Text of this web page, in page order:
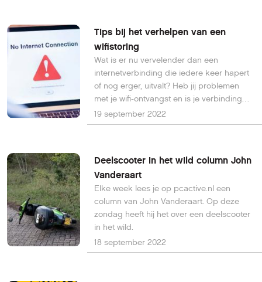
Tips bij het verhelpen van een
wifistoring
Wat is er nu vervelender dan een
internetverbinding die iedere keer hapert
of nog erger, uitvalt? Heb jij problemen
met je wifi-ontvangst en is je verbinding
niet altijd even stabiel, dan hebben wij een
aantal tips voor je die je hierbij kunnen
19 september 2022
Deelscooter in het wild column John
Vanderaart
Elke week lees je op pcactive.nl een
column van John Vanderaart. Op deze
zondag heeft hij het over een deelscooter
in het wild.
18 september 2022